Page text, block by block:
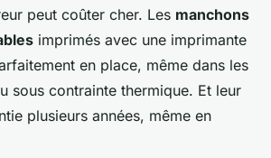
peut coûter cher. Les manchons
imprimés avec une imprimante
en place, même dans les
sous contrainte thermique. Et leur
plusieurs années, même en